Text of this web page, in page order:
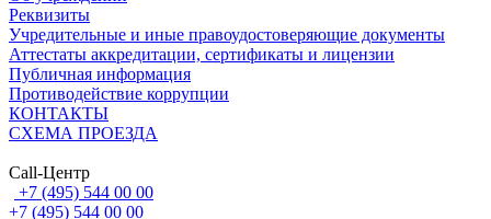
Реквизиты
Учредительные и иные правоудостоверяющие документы
Аттестаты аккредитации, сертификаты и лицензии
Публичная информация
Противодействие коррупции
КОНТАКТЫ
СХЕМА ПРОЕЗДА
Call-Центр
+7 (495) 544 00 00
+7 (495) 544 00 00